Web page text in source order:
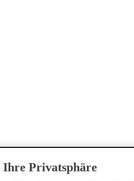
Privatsphäre